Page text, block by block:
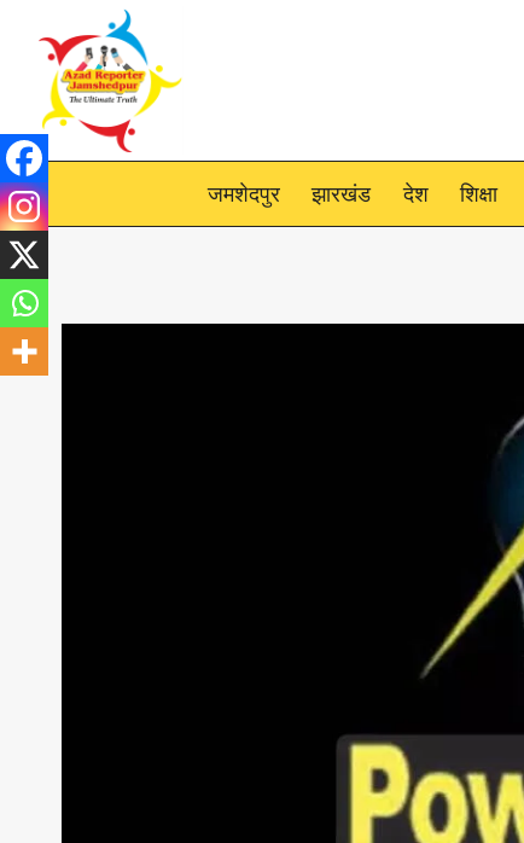
content
जमशेदपुर झारखंड देश शिक्षा